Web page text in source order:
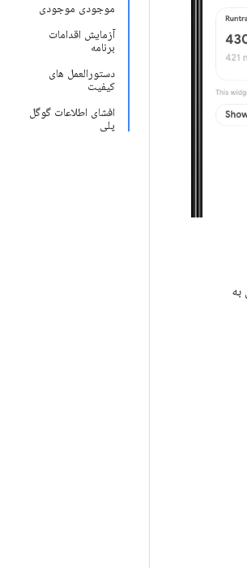
موجودی موجودی
آزمایش اقدامات
برنامه
دستورالعمل های
کیفیت
افشای اطلاعات گوگل
پلی